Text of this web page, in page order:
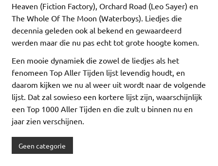
Heaven (Fiction Factory), Orchard Road (Leo Sayer) en
The Whole Of The Moon (Waterboys). Liedjes die
decennia geleden ook al bekend en gewaardeerd
werden maar die nu pas echt tot grote hoogte komen.
Een mooie dynamiek die zowel de liedjes als het
fenomeen Top Aller Tijden lijst levendig houdt, en
daarom kijken we nu al weer uit wordt naar de volgende
lijst. Dat zal sowieso een kortere lijst zijn, waarschijnlijk
een Top 1000 Aller Tijden en die zult u binnen nu en
jaar zien verschijnen.
Geen categorie